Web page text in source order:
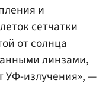
и
сетчатки
от солнца
линзами,
УФ-излучения», —